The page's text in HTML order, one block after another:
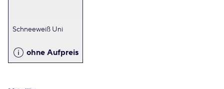
Schneeweiß Uni
ohne Aufpreis